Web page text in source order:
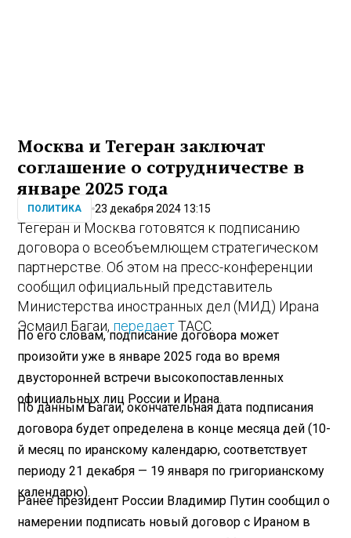
Москва и Тегеран заключат
соглашение о сотрудничестве в
январе 2025 года
ПОЛИТИКА 23 декабря 2024 13:15
Тегеран и Москва готовятся к подписанию
договора о всеобъемлющем стратегическом
партнерстве. Об этом на пресс-конференции
сообщил официальный представитель
Министерства иностранных дел (МИД) Ирана
Эсмаил Багаи, передаетТАСС.
По его словам, подписание договора может
произойти уже в январе 2025 года во время
двусторонней встречи высокопоставленных
официальных лиц России и Ирана.
По данным Багаи, окончательная дата подписания
договора будет определена в конце месяца дей (10-
й месяц по иранскому календарю, соответствует
периоду 21 декабря — 19 января по григорианскому
календарю).
Ранее президент России Владимир Путин сообщил о
намерении подписать новый договор с Ираном в